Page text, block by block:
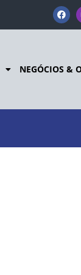
NEGÓCIOS &